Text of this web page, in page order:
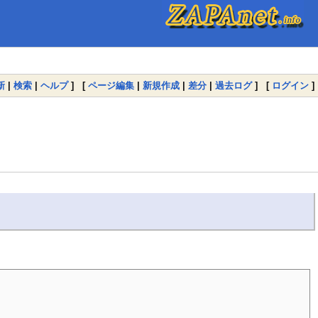
| 検索 | ヘルプ] [ ページ編集 | 新規作成 | 差分 | 過去ログ] [ ログイン ]